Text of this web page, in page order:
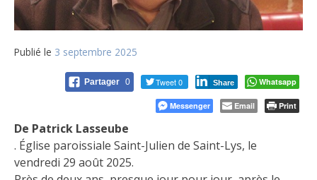
Publié le 3 septembre 2025
Partager 0 Tweet 0 Share Whatsapp
Messenger Email Print
De Patrick Lasseube
. Église paroissiale Saint-Julien de Saint-Lys, le
vendredi 29 août 2025.